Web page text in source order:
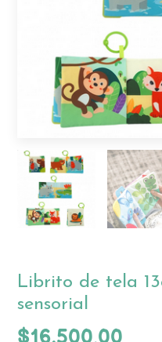
Librito de tela
sensorial